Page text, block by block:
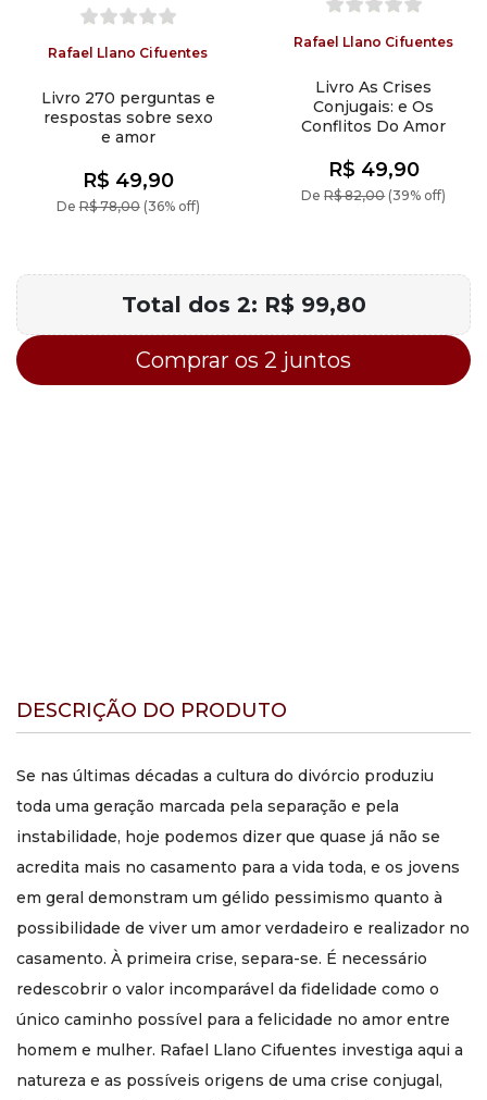
Rafael Llano Cifuentes
Livro 270 perguntas e
respostas sobre sexo
e amor
DeR$ 78,00(36% off)
R$ 49,90
Rafael Llano Cifuentes
Livro As Crises
Conjugais: e Os
Conflitos Do Amor
DeR$ 82,00(39% off)
R$ 49,90
Total dos 2: R$ 99,80
Comprar os 2 juntos
DESCRIÇÃO DO PRODUTO
Se nas últimas décadas a cultura do divórcio produziu
toda uma geração marcada pela separação e pela
instabilidade, hoje podemos dizer que quase já não se
acredita mais no casamento para a vida toda, e os jovens
em geral demonstram um gélido pessimismo quanto à
possibilidade de viver um amor verdadeiro e realizador no
casamento. À primeira crise, separa-se. É necessário
redescobrir o valor incomparável da fidelidade como o
único caminho possível para a felicidade no amor entre
homem e mulher. Rafael Llano Cifuentes investiga aqui a
natureza e as possíveis origens de uma crise conjugal,